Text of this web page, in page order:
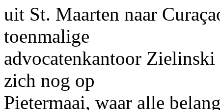
uit St. Maarten naar
toenmalige
advocatenkantoor
zich nog op
Pietermaai, waar alle